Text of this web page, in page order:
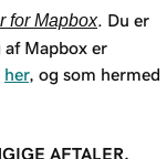
for Mapbox. Du er
Mapbox er
her, og som hermed
AFTALER,